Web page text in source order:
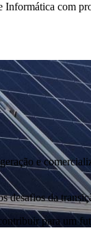
com
e
desafios da
para um